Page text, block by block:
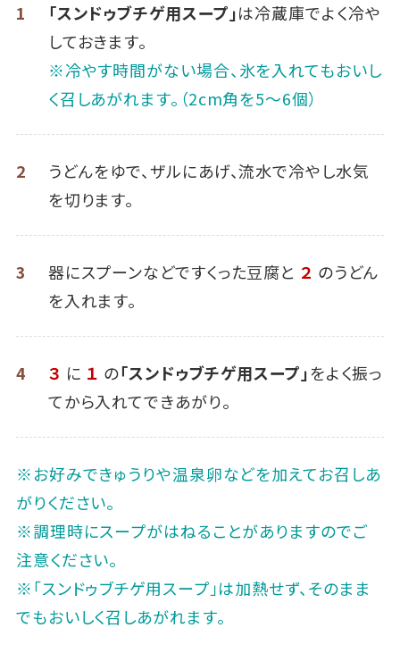
1 「スンドゥブチゲ用スープ」は冷蔵庫でよく冷や
しておきます。
※冷やす時間がない場合、氷を入れてもおいし
く召しあがれます。（2cm角を5～6個）
2
うどんをゆで、ザルにあげ、流水で冷やし水気
を切ります。
3 器にスプーンなどですくった豆腐と ２ のうどん
を入れます。
4 ３ に １ の「スンドゥブチゲ用スープ」をよく振っ
てから入れてできあがり。
※お好みできゅうりや温泉卵などを加えてお召しあ
がりください。
※調理時にスープがはねることがありますのでご
注意ください。
※「スンドゥブチゲ用スープ」は加熱せず、そのまま
でもおいしく召しあがれます。